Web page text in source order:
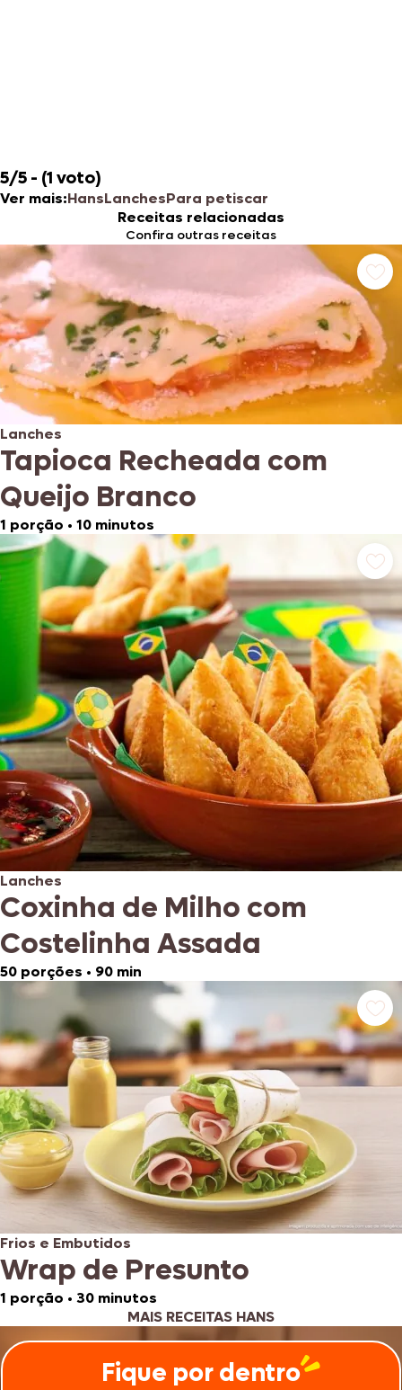
5/5 - (1 voto)
Ver mais:HansLanchesPara petiscar ​​
Receitas relacionadas
Confira outras receitas
Lanches
Tapioca Recheada com
Queijo Branco
1 porção • 10 minutos
Lanches
Coxinha de Milho com
Costelinha Assada
50 porções • 90 min
Frios e Embutidos
Wrap de Presunto
1 porção • 30 minutos
MAIS RECEITAS HANS
Fique por dentro